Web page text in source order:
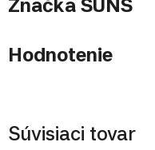
Značka SUNS
Hodnotenie
Súvisiaci tovar